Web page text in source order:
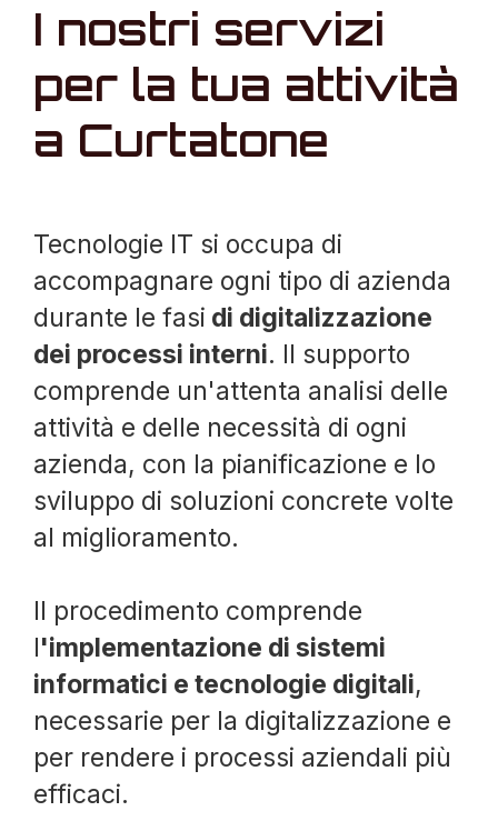
I nostri servizi
per la tua attività
a Curtatone
Tecnologie IT si occupa di
accompagnare ogni tipo di azienda
durante le fasi di digitalizzazione
dei processi interni. Il supporto
comprende un'attenta analisi delle
attività e delle necessità di ogni
azienda, con la pianificazione e lo
sviluppo di soluzioni concrete volte
al miglioramento.
Il procedimento comprende
l'implementazione di sistemi
informatici e tecnologie digitali,
necessarie per la digitalizzazione e
per rendere i processi aziendali più
efficaci.